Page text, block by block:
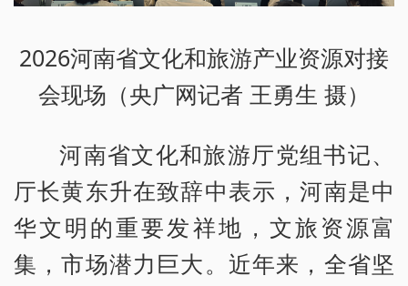
2026河南省文化和旅游产业资源对接
会现场（央广网记者 王勇生 摄）
河南省文化和旅游厅党组书记、
厅长黄东升在致辞中表示，河南是中
华文明的重要发祥地，文旅资源富
集，市场潜力巨大。近年来，全省坚